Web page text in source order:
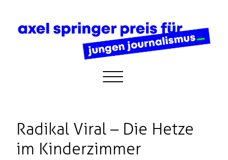
Radikal Viral – Die Hetze
im Kinderzimmer